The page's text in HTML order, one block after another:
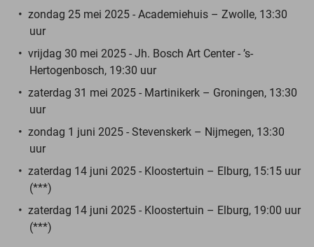
zondag 25 mei 2025 - Academiehuis – Zwolle, 13:30
uur
vrijdag 30 mei 2025 - Jh. Bosch Art Center - ’s-
Hertogenbosch, 19:30 uur
zaterdag 31 mei 2025 - Martinikerk – Groningen, 13:30
uur
zondag 1 juni 2025 - Stevenskerk – Nijmegen, 13:30
uur
zaterdag 14 juni 2025 - Kloostertuin – Elburg, 15:15 uur
(***)
zaterdag 14 juni 2025 - Kloostertuin – Elburg, 19:00 uur
(***)